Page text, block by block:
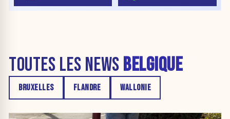
TOUTES LES NEWS BELGIQUE
BRUXELLES FLANDRE WALLONIE